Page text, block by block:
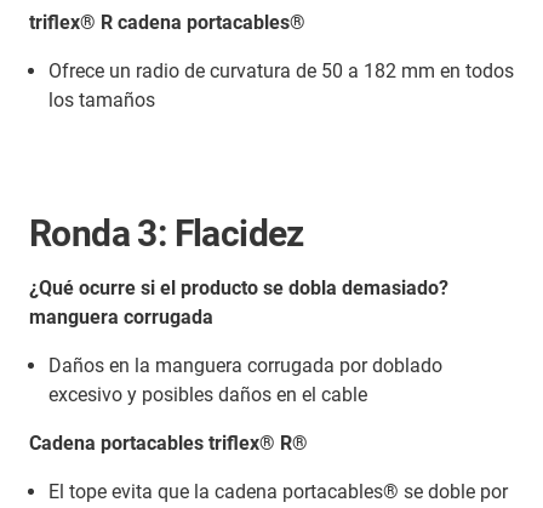
triflex® R cadena portacables®
Ofrece un radio de curvatura de 50 a 182 mm en todos
los tamaños
Ronda 3: Flacidez
¿Qué ocurre si el producto se dobla demasiado?
manguera corrugada
Daños en la manguera corrugada por doblado
excesivo y posibles daños en el cable
Cadena portacables triflex® R®
El tope evita que la cadena portacables® se doble por